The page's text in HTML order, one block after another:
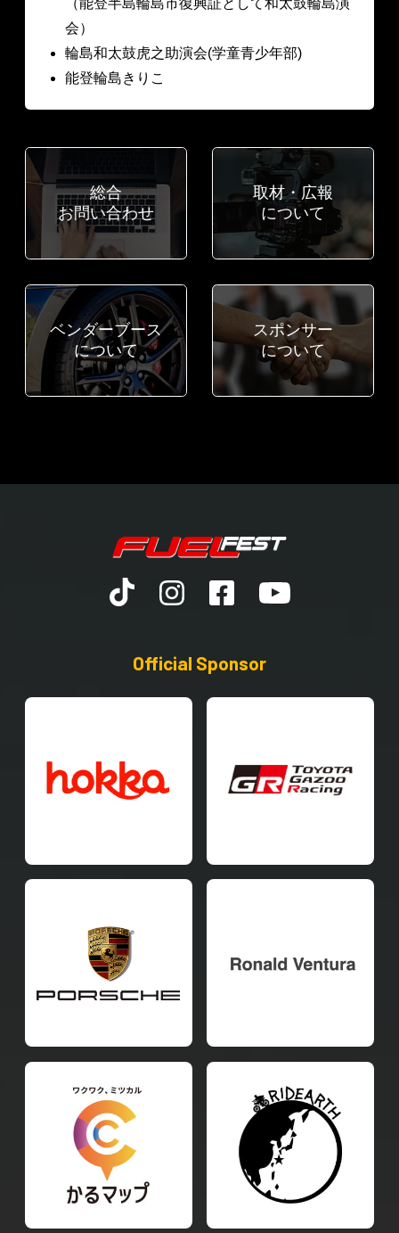
（能登半島輪島市復興証として和太鼓輪島演
会）
輪島和太鼓虎之助演会(学童青少年部)
能登輪島きりこ
総合
お問い合わせ
取材・広報
について
ベンダーブース
について
スポンサー
について
Official Sponsor